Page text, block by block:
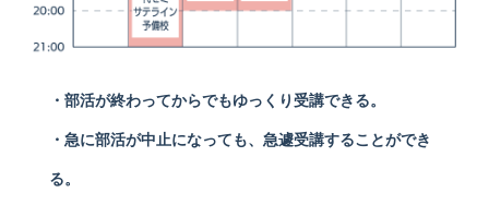
・部活が終わってからでもゆっくり受講できる。
・急に部活が中止になっても、急遽受講することができ
る。